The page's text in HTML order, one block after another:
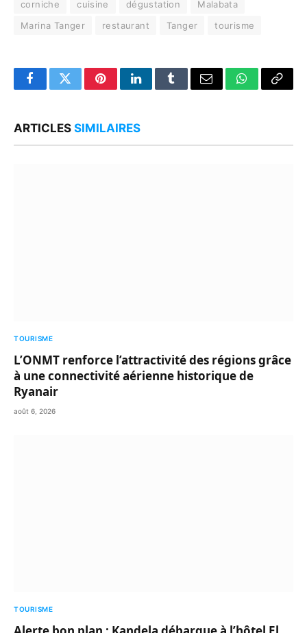
corniche cuisine dégustation
Malabata
Marina Tanger
restaurant Tanger tourisme
FacebookTwitterPinterestLinkedInTumblrEmail WhatsApp
Copy
ARTICLES SIMILAIRES
TOURISME
L’ONMT renforce l’attractivité des régions grâce
à une connectivité aérienne historique de
Ryanair
août 6, 2026
TOURISME